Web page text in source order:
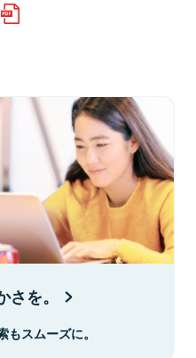
を。
スムーズに。